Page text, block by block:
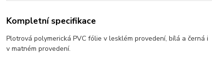
Kompletní specifikace
Plotrová polymerická PVC fólie v lesklém provedení, bílá a černá i
v matném provedení.